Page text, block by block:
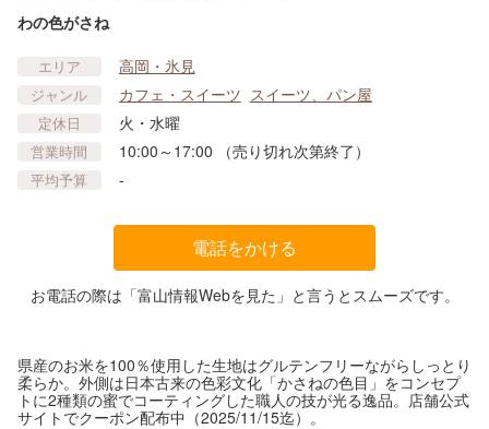
わの色がさね
エリア 高岡・氷見
ジャンル カフェ・スイーツ スイーツ、パン屋
定休日 火・水曜
営業時間 10:00～17:00 （売り切れ次第終了）
平均予算 -
電話をかける
お電話の際は「富山情報Webを見た」と言うとスムーズです。
県産のお米を100％使用した生地はグルテンフリーながらしっとり
柔らか。外側は日本古来の色彩文化「かさねの色目」をコンセプ
トに2種類の蜜でコーティングした職人の技が光る逸品。店舗公式
サイトでクーポン配布中（2025/11/15迄）。